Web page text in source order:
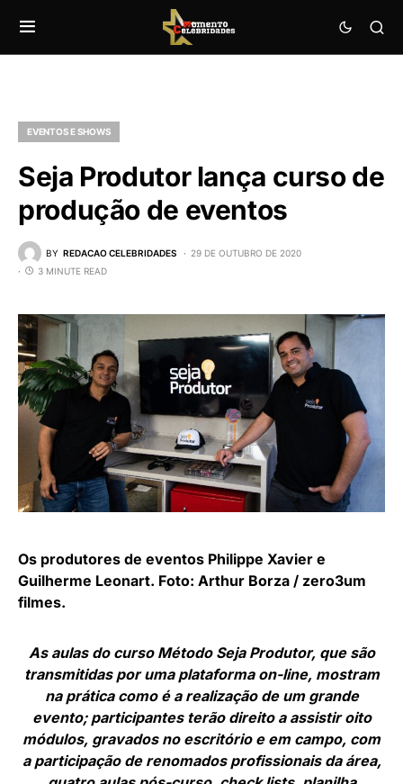
EVENTOS E SHOWS
Seja Produtor lança curso de
produção de eventos
BY REDACAO CELEBRIDADES
29 DE OUTUBRO DE 2020
3 MINUTE READ
Os produtores de eventos Philippe Xavier e
Guilherme Leonart. Foto: Arthur Borza / zero3um
filmes.
As aulas do curso Método Seja Produtor, que são
transmitidas por uma plataforma on-line, mostram
na prática como é a realização de um grande
evento; participantes terão direito a assistir oito
módulos, gravados no escritório e em campo, com
a participação de renomados profissionais da área,